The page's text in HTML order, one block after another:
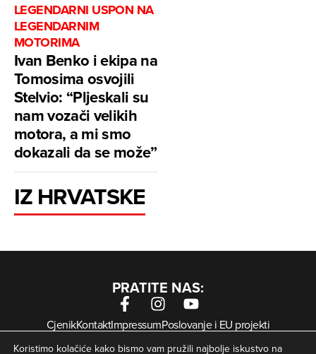
LEGENDARNI USPON NA
LEGENDARNIM
MOTORIMA
Ivan Benko i ekipa na
Tomosima osvojili
Stelvio: “Pljeskali su
nam vozači velikih
motora, a mi smo
dokazali da se može”
IZ HRVATSKE
PRATITE NAS:
CjenikKontaktImpressumPoslovanje i EU projekti
Arhiva digitalnih novina
Uvjeti korištenjaZaštita privatnosti
Koristimo kolačiće kako bismo vam pružili najbolje iskustvo na